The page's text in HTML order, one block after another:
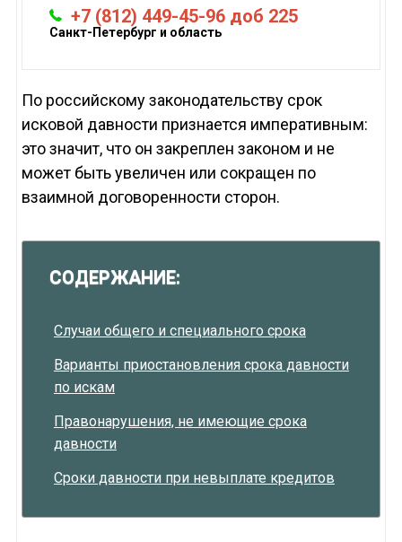
+7 (812) 449-45-96 доб 225
Санкт-Петербург и область
По российскому законодательству срок
исковой давности признается императивным:
это значит, что он закреплен законом и не
может быть увеличен или сокращен по
взаимной договоренности сторон.
СОДЕРЖАНИЕ:
Случаи общего и специального срока
Варианты приостановления срока давности
по искам
Правонарушения, не имеющие срока
давности
Сроки давности при невыплате кредитов